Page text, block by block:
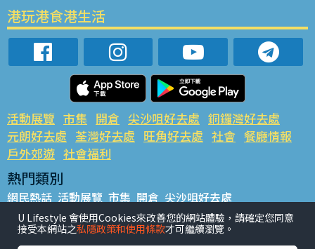
港玩港食港生活
活動展覽 市集 開倉 尖沙咀好去處 銅鑼灣好去處
元朗好去處 荃灣好去處 旺角好去處 社會 餐廳情報
戶外郊遊 社會福利
熱門類別
網民熱話 活動展覽 市集 開倉 尖沙咀好去處
銅鑼灣好去處 元朗好去處 荃灣好去處 旺角好去處 社會
餐廳情報 戶外郊遊
U Lifestyle 會使用Cookies來改善您的網站體驗，請確定您同意
接受本網站之私隱政策和使用條款才可繼續瀏覽。